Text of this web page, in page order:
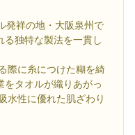
発祥の地・大阪泉州で
る独特な製法を一貫し
際に糸につけた糊を綺
をタオルが織りあがっ
水性に優れた肌ざわり